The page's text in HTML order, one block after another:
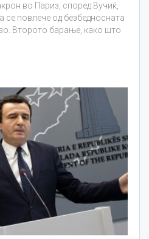
во Париз, според Вучиќ,
се повлече од безбедносната
Второто барање, како што